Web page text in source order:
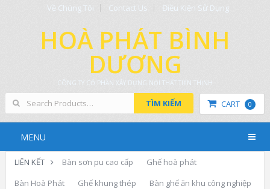
Về Chúng Tôi Contact Us Điều Kiện Sử Dụng
HOÀ PHÁT BÌNH
DƯƠNG
CÔNG TY CỔ PHẦN XÂY DỰNG NỘI THẤT TIẾN THỊNH
CART 0
TÌM KIẾM
MENU
LIÊN KẾT Bàn sơn pu cao cấp
Ghế hoà phát
Bàn Hoà Phát
Ghế khung thép
Bàn ghế ăn khu công nghiệp